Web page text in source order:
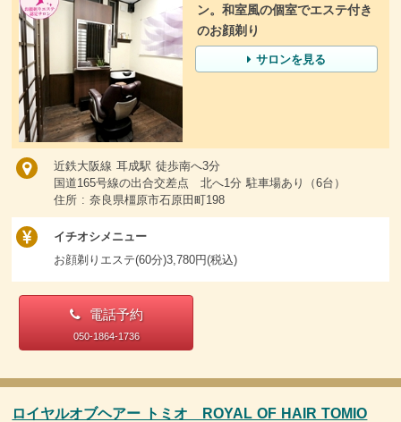
ン。和室風の個室でエステ付き
のお顔剃り
サロンを見る
近鉄大阪線 耳成駅 徒歩南へ3分
国道165号線の出合交差点 北へ1分 駐車場あり（6台）
住所 : 奈良県橿原市石原田町198
イチオシメニュー
お顔剃りエステ(60分)3,780円(税込)
電話予約
050-1864-1736
ロイヤルオブヘアー トミオ ROYAL OF HAIR TOMIO